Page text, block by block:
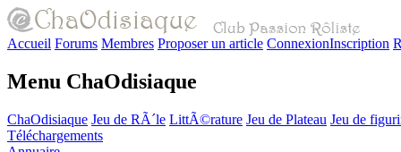
Accueil Forums Membres Proposer un article ConnexionInscription
Menu ChaOdisiaque
ChaOdisiaque Jeu de RÃ´le LittÃ©rature Jeu de Plateau Jeu de
Téléchargements